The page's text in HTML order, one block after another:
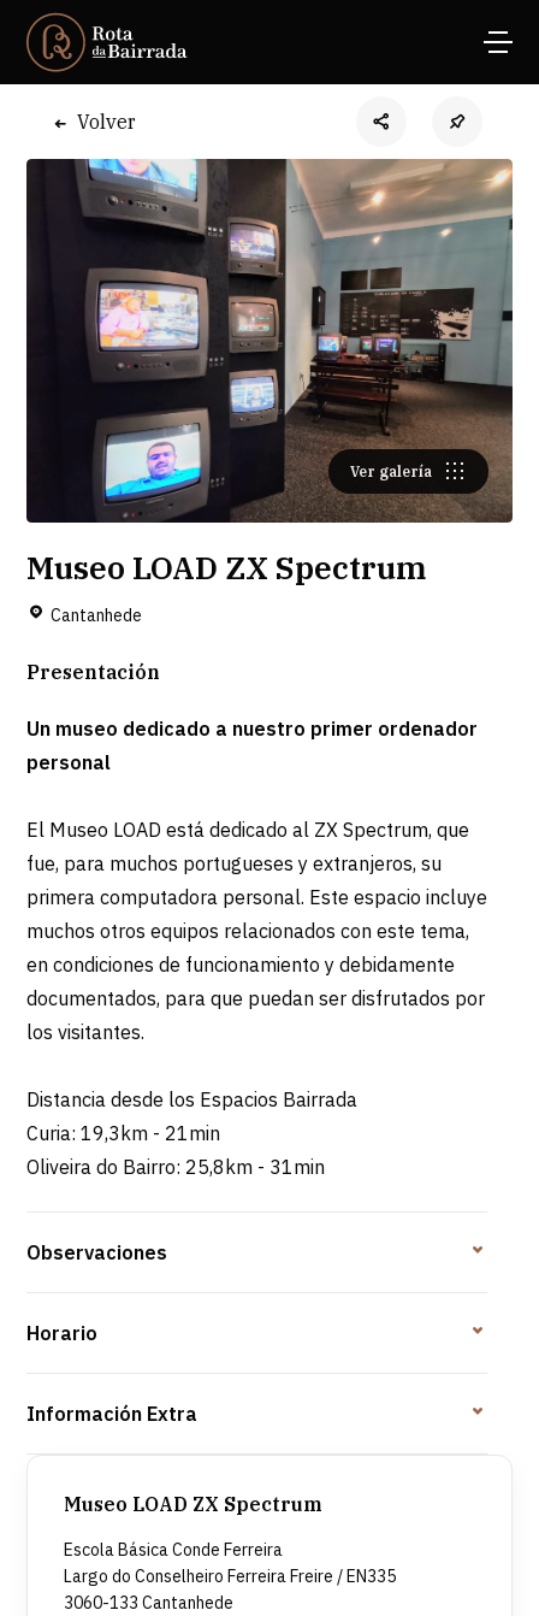
Volver
Ver galería
Museo LOAD ZX Spectrum
Cantanhede
Presentación
Un museo dedicado a nuestro primer ordenador
personal
El Museo LOAD está dedicado al ZX Spectrum, que
fue, para muchos portugueses y extranjeros, su
primera computadora personal. Este espacio incluye
muchos otros equipos relacionados con este tema,
en condiciones de funcionamiento y debidamente
documentados, para que puedan ser disfrutados por
los visitantes.
Distancia desde los Espacios Bairrada
Curia: 19,3km - 21min
Oliveira do Bairro: 25,8km - 31min
Observaciones
Horario
Información Extra
Museo LOAD ZX Spectrum
Escola Básica Conde Ferreira
Largo do Conselheiro Ferreira Freire / EN335
3060-133 Cantanhede